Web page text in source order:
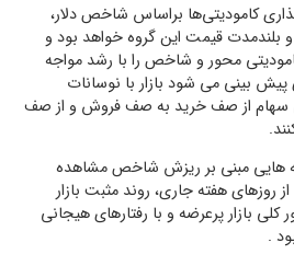
کامودیتی‌ها براساس شاخص دلار،
قیمت این گروه خواهد بود و
محور و شاخص را با رشد مواجه
پیش بینی می شود بازار با نوسانات
سهام از صف خرید به صف فروش و از صف
هایی مبنی بر ریزش شاخص مشاهده
روزهای هفته جاری، روند مثبت بازار
بازار پرعرضه‌ و با رفتارهای هیجانی
.